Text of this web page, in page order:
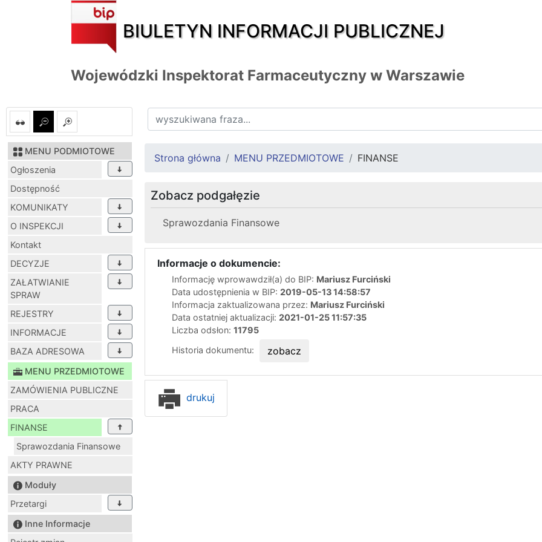
BIULETYN INFORMACJI PUBLICZNEJ
Wojewódzki Inspektorat Farmaceutyczny w Warszawie
MENU PODMIOTOWE
Ogłoszenia
Dostępność
KOMUNIKATY
O INSPEKCJI
Kontakt
DECYZJE
ZAŁATWIANIE
SPRAW
REJESTRY
INFORMACJE
BAZA ADRESOWA
MENU PRZEDMIOTOWE
ZAMÓWIENIA PUBLICZNE
PRACA
FINANSE
Sprawozdania Finansowe
AKTY PRAWNE
Moduły
Przetargi
Inne Informacje
Strona główna MENU PRZEDMIOTOWE FINANSE
Zobacz podgałęzie
Sprawozdania Finansowe
Informacje o dokumencie:
Informację wprowawdził(a) do BIP: Mariusz Furciński
Data udostępnienia w BIP: 2019-05-13 14:58:57
Informacja zaktualizowana przez: Mariusz Furciński
Data ostatniej aktualizacji: 2021-01-25 11:57:35
Liczba odsłon: 11795
Historia dokumentu:
zobacz
drukuj